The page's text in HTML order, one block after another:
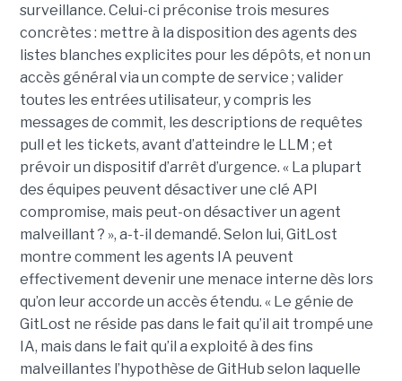
surveillance. Celui-ci préconise trois mesures
concrètes : mettre à la disposition des agents des
listes blanches explicites pour les dépôts, et non un
accès général via un compte de service ; valider
toutes les entrées utilisateur, y compris les
messages de commit, les descriptions de requêtes
pull et les tickets, avant d’atteindre le LLM ; et
prévoir un dispositif d’arrêt d’urgence. « La plupart
des équipes peuvent désactiver une clé API
compromise, mais peut-on désactiver un agent
malveillant ? », a-t-il demandé. Selon lui, GitLost
montre comment les agents IA peuvent
effectivement devenir une menace interne dès lors
qu’on leur accorde un accès étendu. « Le génie de
GitLost ne réside pas dans le fait qu’il ait trompé une
IA, mais dans le fait qu’il a exploité à des fins
malveillantes l’hypothèse de GitHub selon laquelle